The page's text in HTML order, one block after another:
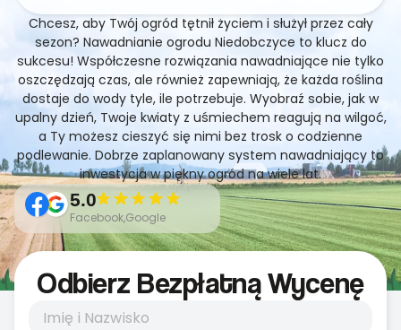
Chcesz, aby Twój ogród tętnił życiem i służył przez cały
sezon? Nawadnianie ogrodu Niedobczyce to klucz do
sukcesu! Współczesne rozwiązania nawadniające nie tylko
oszczędzają czas, ale również zapewniają, że każda roślina
dostaje do wody tyle, ile potrzebuje. Wyobraź sobie, jak w
upalny dzień, Twoje kwiaty z uśmiechem reagują na wilgoć,
a Ty możesz cieszyć się nimi bez trosk o codzienne
podlewanie. Dobrze zaplanowany system nawadniający to
inwestycja w piękny ogród na wiele lat.
5.0
Facebook,Google
Odbierz Bezpłatną Wycenę